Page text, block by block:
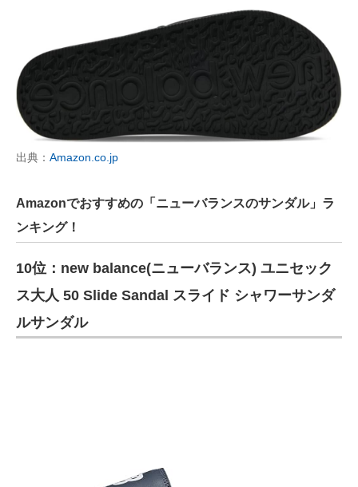
出典： Amazon.co.jp
Amazonでおすすめの「ニューバランスのサンダル」ラ
ンキング！
10位：new balance(ニューバランス) ユニセック
ス大人 50 Slide Sandal スライド シャワーサンダ
ルサンダル